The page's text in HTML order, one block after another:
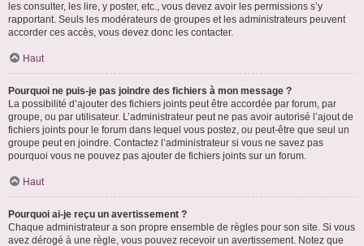
les consulter, les lire, y poster, etc., vous devez avoir les permissions s’y
rapportant. Seuls les modérateurs de groupes et les administrateurs peuvent
accorder ces accès, vous devez donc les contacter.
Haut
Pourquoi ne puis-je pas joindre des fichiers à mon message ?
La possibilité d’ajouter des fichiers joints peut être accordée par forum, par
groupe, ou par utilisateur. L’administrateur peut ne pas avoir autorisé l’ajout de
fichiers joints pour le forum dans lequel vous postez, ou peut-être que seul un
groupe peut en joindre. Contactez l’administrateur si vous ne savez pas
pourquoi vous ne pouvez pas ajouter de fichiers joints sur un forum.
Haut
Pourquoi ai-je reçu un avertissement ?
Chaque administrateur a son propre ensemble de règles pour son site. Si vous
avez dérogé à une règle, vous pouvez recevoir un avertissement. Notez que